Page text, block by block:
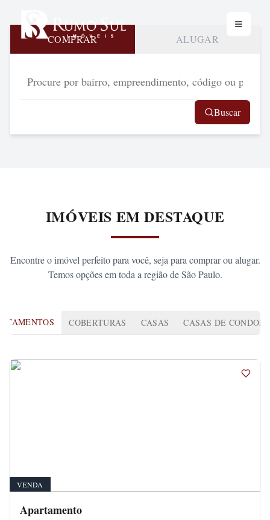
Toggle
COMPRAR ALUGAR
Buscar
IMÓVEIS EM DESTAQUE
Encontre o imóvel perfeito para você, seja para comprar ou alugar.
Temos opções em toda a região de São Paulo.
COBERTURAS CASAS CASAS DE
VENDA
Apartamento